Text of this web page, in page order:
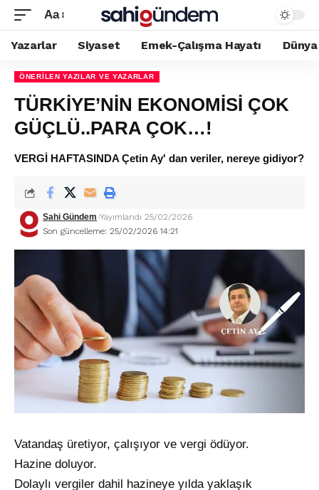
Aa
Yazarlar Siyaset Emek-Çalışma Hayatı Dünya
ÖNERILEN YAZILAR VE YAZARLAR
TÜRKİYE’NİN EKONOMİSİ ÇOK
GÜÇLÜ..PARA ÇOK…!
VERGİ HAFTASINDA Çetin Ay' dan veriler, nereye gidiyor?
Son güncelleme: 25/02/2026 14:21
Sahi Gündem Yayımlandı 25/02/2026
Vatandaş üretiyor, çalışıyor ve vergi ödüyor.
Hazine doluyor.
Dolaylı vergiler dahil hazineye yılda yaklaşık